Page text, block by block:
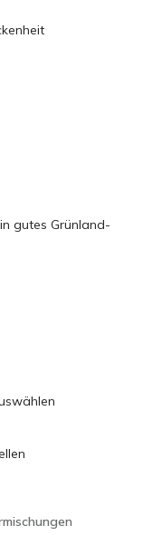
gutes Grünland-